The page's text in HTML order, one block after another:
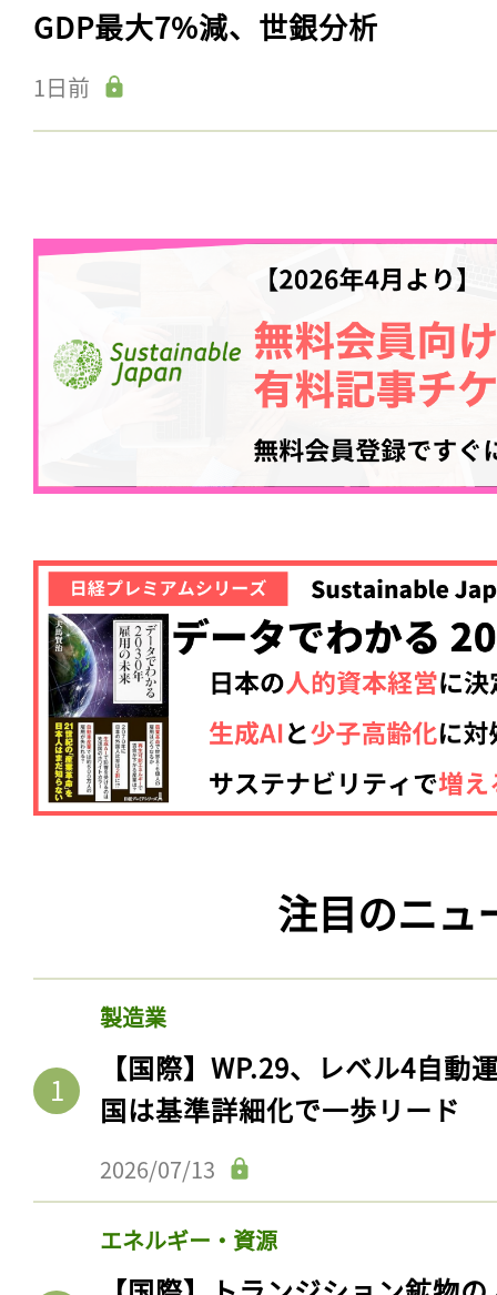
GDP最大7%減、世銀分析
1日前
注目のニュ
製造業
【国際】WP.29、レベル4自動
国は基準詳細化で一歩リード
2026/07/13
エネルギー・資源